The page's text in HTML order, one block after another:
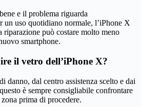
e il problema riguarda
un uso quotidiano normale, l’iPhone X
riparazione può costare molto meno
smartphone.
il vetro dell’iPhone X?
danno, dal centro assistenza scelto e dai
è sempre consigliabile confrontare
prima di procedere.